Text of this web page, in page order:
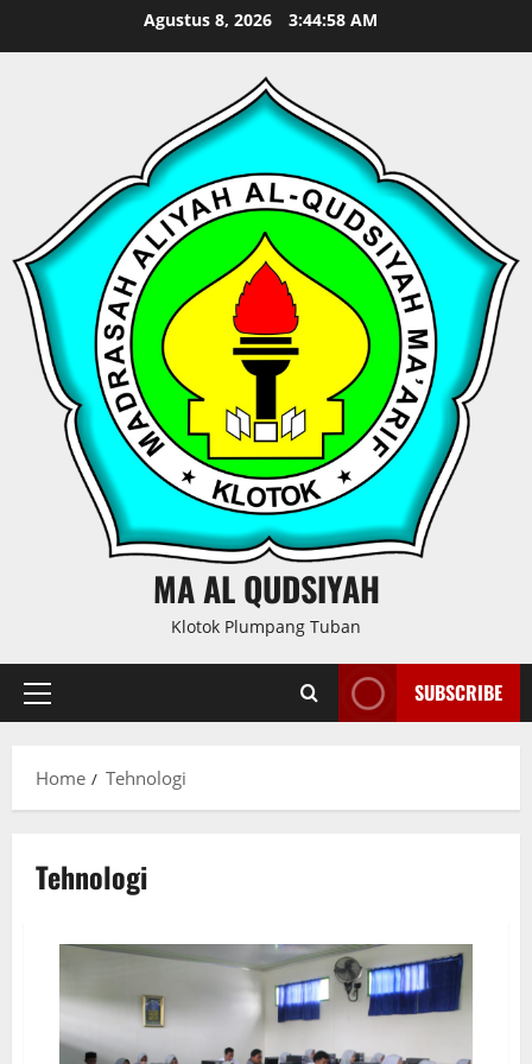
Agustus 8, 2026 3:44:58 AM
MA AL QUDSIYAH
Klotok Plumpang Tuban
Primary
SUBSCRIBE
Home Tehnologi
Tehnologi